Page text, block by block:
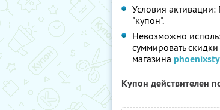
Условия
"купон".
Невозможно
суммировать
магазина
Купон действителен